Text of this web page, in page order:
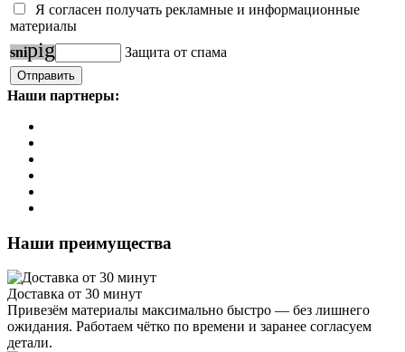
Я согласен получать рекламные и информационные
материалы
snipig Защита от спама
Наши партнеры:
Наши преимущества
Доставка от 30 минут
Привезём материалы максимально быстро — без лишнего
ожидания. Работаем чётко по времени и заранее согласуем
детали.